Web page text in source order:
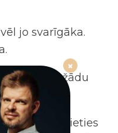
jo svarīgāka.
saņemt dažādu
Sazinieties